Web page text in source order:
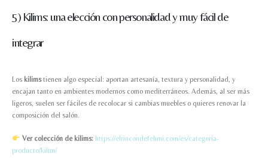
5) Kilims: una elección con personalidad y muy fácil de
integrar
Los kilimstienen algo especial: aportan artesanía, textura y personalidad, y
encajan tanto en ambientes modernos como mediterráneos. Además, al ser más
ligeros, suelen ser fáciles de recolocar si cambias muebles o quieres renovar la
composición del salón.
Ver colección de kilims: https://elrincondefehmi.com/es/categoria-
producto/kilim/